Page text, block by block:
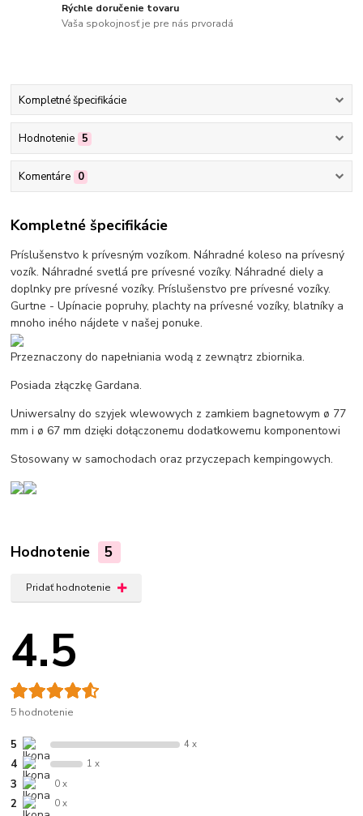
Rýchle doručenie tovaru
Vaša spokojnosť je pre nás prvoradá
Kompletné špecifikácie
Hodnotenie 5
Komentáre 0
Kompletné špecifikácie
Príslušenstvo k prívesným vozíkom. Náhradné koleso na prívesný
vozík. Náhradné svetlá pre prívesné vozíky. Náhradné diely a
doplnky pre prívesné vozíky. Príslušenstvo pre prívesné vozíky.
Gurtne - Upínacie popruhy, plachty na prívesné vozíky, blatníky a
mnoho iného nájdete v našej ponuke.
Przeznaczony do napełniania wodą z zewnątrz zbiornika.
Posiada złączkę Gardana.
Uniwersalny do szyjek wlewowych z zamkiem bagnetowym ø 77
mm i ø 67 mm dzięki dołączonemu dodatkowemu komponentowi
Stosowany w samochodach oraz przyczepach kempingowych.
Hodnotenie 5
Pridať hodnotenie
4.5
5 hodnotenie
5 4 x
4 1 x
3 0 x
2 0 x